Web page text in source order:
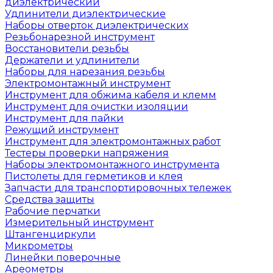
Удлинители диэлектрические
Наборы отверток диэлектрических
Резьбонарезной инструмент
Восстановители резьбы
Держатели и удлинители
Наборы для нарезания резьбы
Электромонтажный инструмент
Инструмент для обжима кабеля и клемм
Инструмент для очистки изоляции
Инструмент для пайки
Режущий инструмент
Инструмент для электромонтажных работ
Тестеры проверки напряжения
Наборы электромонтажного инструмента
Пистолеты для герметиков и клея
Запчасти для транспортировочных тележек
Средства защиты
Рабочие перчатки
Измерительный инструмент
Штангенциркули
Микрометры
Линейки поверочные
Ареометры